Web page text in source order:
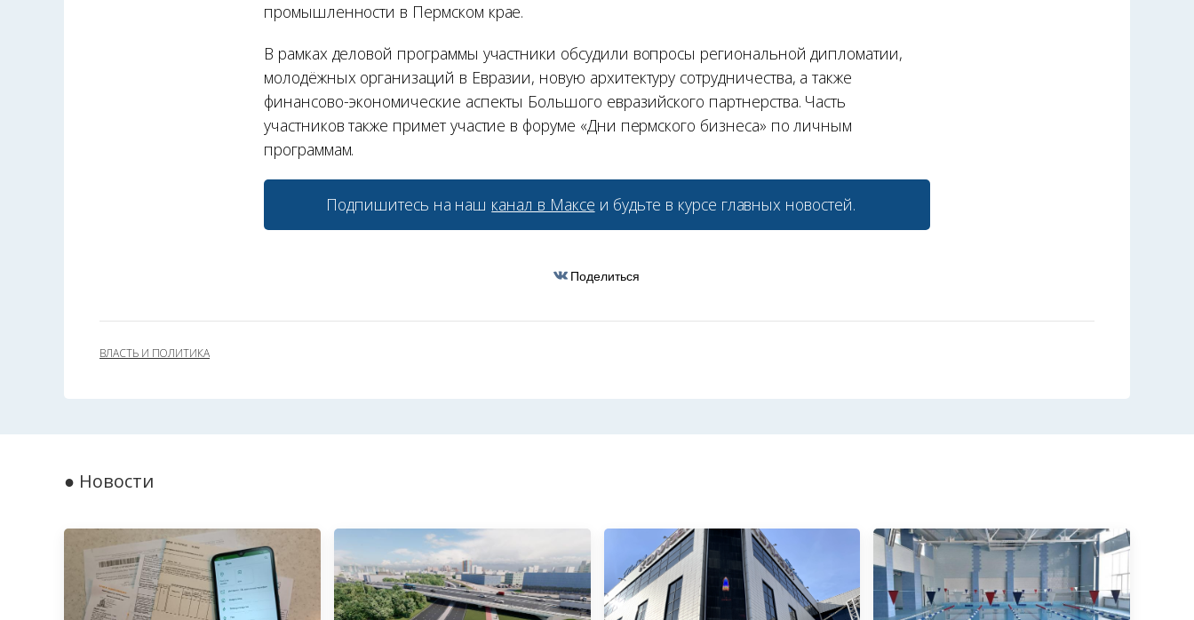
промышленности в Пермском крае.
В рамках деловой программы участники обсудили вопросы региональной дипломатии,
молодёжных организаций в Евразии, новую архитектуру сотрудничества, а также
финансово-экономические аспекты Большого евразийского партнерства. Часть
участников также примет участие в форуме «Дни пермского бизнеса» по личным
программам.
Подпишитесь на наш канал в Максе и будьте в курсе главных новостей.
Поделиться
ВЛАСТЬ И ПОЛИТИКА
● Новости